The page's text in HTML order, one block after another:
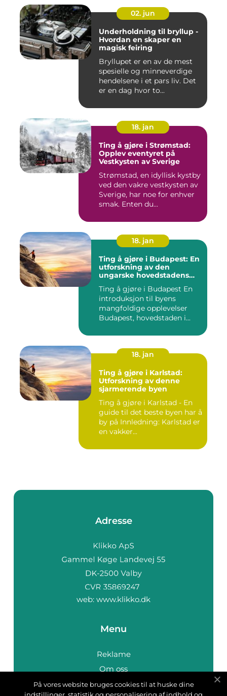
02. jun
Underholdning til bryllup -
Hvordan en skaper en
magisk feiring
Bryllupet er en av de mest
spesielle og minneverdige
hendelsene i et pars liv. Det
er en dag hvor to...
18. jan
Ting å gjøre i Strømstad:
Opplev eventyret på
Vestkysten av Sverige
Strømstad, en idyllisk kystby
ved den vakre vestkysten av
Sverige, har noe for enhver
smak. Enten du...
18. jan
Ting å gjøre i Budapest: En
utforskning av den
ungarske hovedstadens
Ting å gjøre i Budapest En
introduksjon til byens
mangfoldige opplevelser
Budapest, hovedstaden i...
18. jan
Ting å gjøre i Karlstad:
Utforskning av denne
sjarmerende byen
Ting å gjøre i Karlstad - En
guide til det beste byen har å
by på Innledning: Karlstad er
en vakker...
Adresse
web: www.klikko.dk
Menu
Reklame
Om oss
Cookies
På vores website bruges cookies til at huske dine